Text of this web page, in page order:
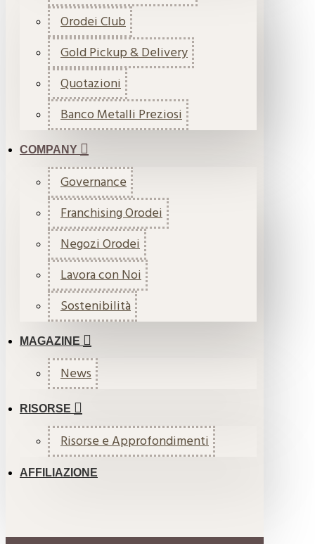
Orodei Club
Gold Pickup & Delivery
Quotazioni
Banco Metalli Preziosi
COMPANY
Governance
Franchising Orodei
Negozi Orodei
Lavora con Noi
Sostenibilità
MAGAZINE
News
RISORSE
Risorse e Approfondimenti
AFFILIAZIONE